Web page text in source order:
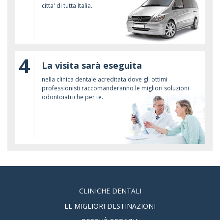
citta' di tutta Italia.
4 La visita sarà eseguita
nella clinica dentale acreditata dove gli ottimi
professionisti raccomanderanno le migliori soluzioni
odontoiatriche per te.
CLINICHE DENTALI
LE MIGLIORI DESTINAZIONI